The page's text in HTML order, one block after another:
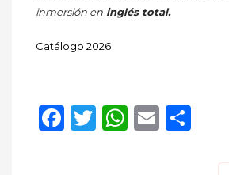
inmersión en inglés total.
Catálogo 2026
Facebook
TwitterEmail